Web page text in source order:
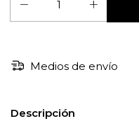
Medios de envío
Descripción